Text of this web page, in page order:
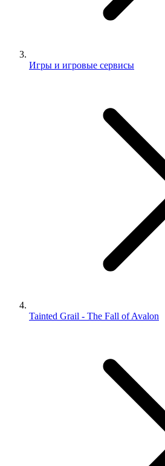
Игры и игровые сервисы
Tainted Grail - The Fall of Avalon